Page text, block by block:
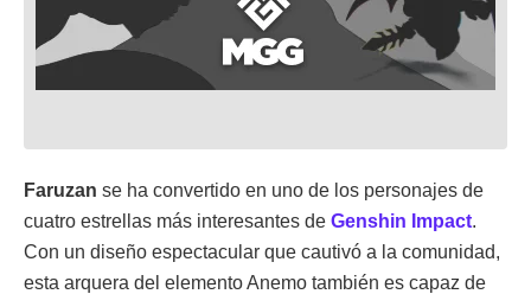
Faruzan se ha convertido en uno de los personajes de
cuatro estrellas más interesantes de Genshin Impact.
Con un diseño espectacular que cautivó a la comunidad,
esta arquera del elemento Anemo también es capaz de